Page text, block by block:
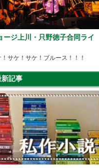
ージ上川・只野徳子合同ライ
！サケ！サケ！ブルース！！！
新記事